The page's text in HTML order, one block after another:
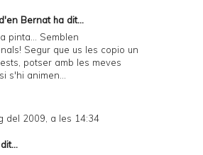
Bernatha dit...
pinta... Semblen
Segur que us les copio un
potser amb les meves
s'hi animen...
del 2009, a les 14:34